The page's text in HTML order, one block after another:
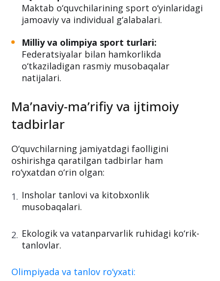
Maktab o‘quvchilarining sport o‘yinlaridagi
jamoaviy va individual g‘alabalari.
Milliy va olimpiya sport turlari:
Federatsiyalar bilan hamkorlikda
o‘tkaziladigan rasmiy musobaqalar
natijalari.
Ma’naviy-ma’rifiy va ijtimoiy
tadbirlar
O‘quvchilarning jamiyatdagi faolligini
oshirishga qaratilgan tadbirlar ham
ro‘yxatdan o‘rin olgan:
Insholar tanlovi va kitobxonlik
musobaqalari.
Ekologik va vatanparvarlik ruhidagi ko‘rik-
tanlovlar.
Olimpiyada va tanlov ro‘yxati: